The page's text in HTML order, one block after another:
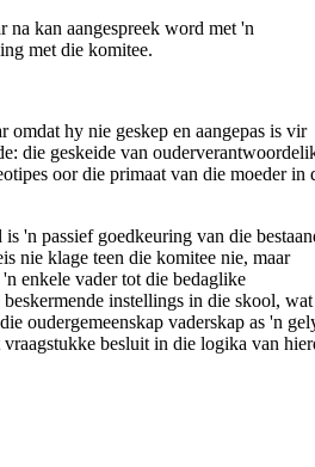
na kan aangespreek word met 'n
met die komitee.
omdat hy nie geskep en aangepas is vir
die geskeide van
oor die primaat van die moeder in
is 'n passief goedkeuring van die
nie klage teen die komitee nie, maar
enkele vader tot die bedaglike
instellings in die skool,
oudergemeenskap vaderskap as 'n
besluit in die logika van